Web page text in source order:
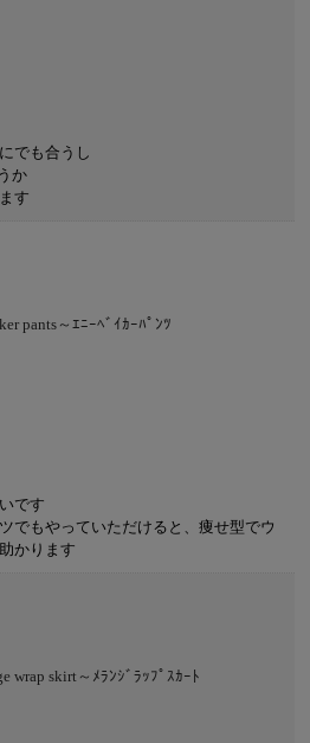
でも合うし
か
す
pants～ｴﾆｰﾍﾞｲｶｰﾊﾟﾝﾂ
です
でもやっていただけると、痩せ型でウ
かります
wrap skirt～ﾒﾗﾝｼﾞﾗｯﾌﾟｽｶｰﾄ